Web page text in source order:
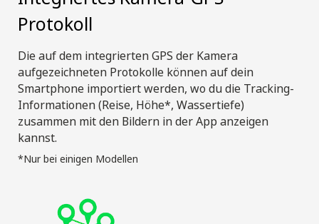
Protokoll
Die auf dem integrierten GPS der Kamera
aufgezeichneten Protokolle können auf dein
Smartphone importiert werden, wo du die Tracking-
Informationen (Reise, Höhe*, Wassertiefe)
zusammen mit den Bildern in der App anzeigen
kannst.
*Nur bei einigen Modellen